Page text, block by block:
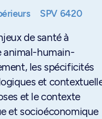
SPV 6420
de santé à
animal-humain-
les spécificités
et
et le contexte
et socioéconomique